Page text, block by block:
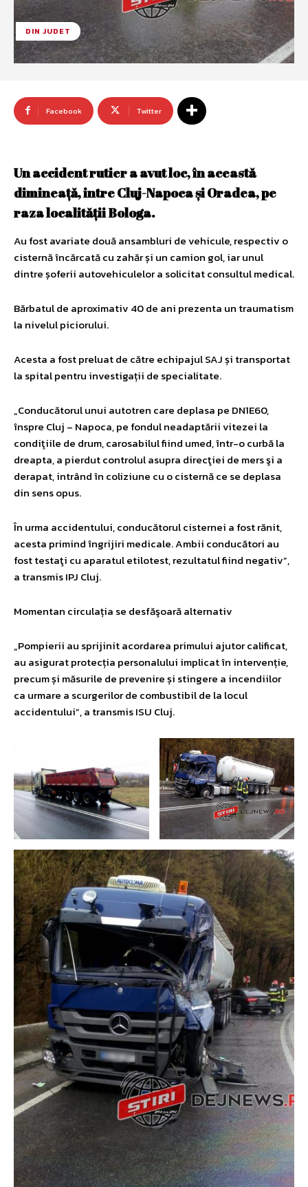
DIN JUDET
Facebook Twitter
Un accident rutier a avut loc, în această
dimineaţă, intre Cluj-Napoca şi Oradea, pe
raza localităţii Bologa.
Au fost avariate două ansambluri de vehicule, respectiv o
cisternă încărcată cu zahăr și un camion gol, iar unul
dintre șoferii autovehiculelor a solicitat consultul medical.
Bărbatul de aproximativ 40 de ani prezenta un traumatism
la nivelul piciorului.
Acesta a fost preluat de către echipajul SAJ și transportat
la spital pentru investigații de specialitate.
„Conducătorul unui autotren care deplasa pe DN1E60,
înspre Cluj – Napoca, pe fondul neadaptării vitezei la
condiţiile de drum, carosabilul fiind umed, într-o curbă la
dreapta, a pierdut controlul asupra direcţiei de mers şi a
derapat, intrând în coliziune cu o cisternă ce se deplasa
din sens opus.
În urma accidentului, conducătorul cisternei a fost rănit,
acesta primind îngrijiri medicale. Ambii conducători au
fost testaţi cu aparatul etilotest, rezultatul fiind negativ”,
a transmis IPJ Cluj.
Momentan circulația se desfăşoară alternativ
„Pompierii au sprijinit acordarea primului ajutor calificat,
au asigurat protecția personalului implicat în intervenție,
precum și măsurile de prevenire și stingere a incendiilor
ca urmare a scurgerilor de combustibil de la locul
accidentului”, a transmis ISU Cluj.